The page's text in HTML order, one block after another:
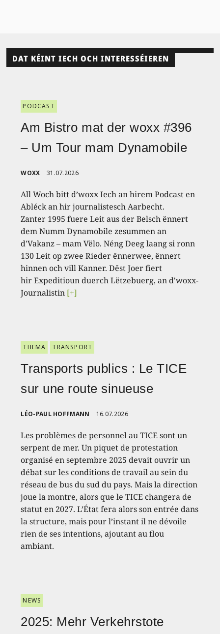
DAT KÉINT IECH OCH INTERESSÉIEREN
PODCAST
Am Bistro mat der woxx #396
– Um Tour mam Dynamobile
WOXX 31.07.2026
All Woch bitt d’woxx Iech an hirem Podcast en
Abléck an hir journalistesch Aarbecht.
Zanter 1995 fuere Leit aus der Belsch ënnert
dem Numm Dynamobile zesummen an
d'Vakanz – mam Vëlo. Néng Deeg laang si ronn
130 Leit op zwee Rieder ënnerwee, ënnert
hinnen och vill Kanner. Dëst Joer fiert
hir Expeditioun duerch Lëtzebuerg, an d'woxx-
Journalistin [+]
THEMA TRANSPORT
Transports publics : Le TICE
sur une route sinueuse
LÉO-PAUL HOFFMANN 16.07.2026
Les problèmes de personnel au TICE sont un
serpent de mer. Un piquet de protestation
organisé en septembre 2025 devait ouvrir un
débat sur les conditions de travail au sein du
réseau de bus du sud du pays. Mais la direction
joue la montre, alors que le TICE changera de
statut en 2027. L’État fera alors son entrée dans
la structure, mais pour l’instant il ne dévoile
rien de ses intentions, ajoutant au flou
ambiant.
NEWS
2025: Mehr Verkehrstote